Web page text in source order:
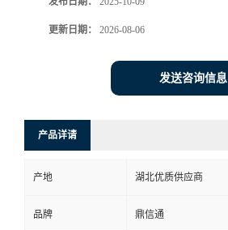
更新日期： 2026-08-06
发送咨询信息
产品详请
产地 湖北优质供应商
品牌 鼎信通